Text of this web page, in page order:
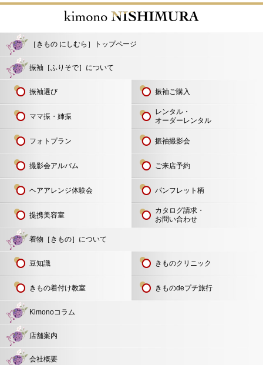
［きもの にしむら］トップページ
振袖［ふりそで］について
振袖選び 振袖ご購入
ママ振・姉振
レンタル・
オーダーレンタル
フォトプラン 振袖撮影会
撮影会アルバム ご来店予約
ヘアアレンジ体験会 パンフレット柄
提携美容室
カタログ請求・
お問い合わせ
着物［きもの］について
豆知識 きものクリニック
きもの着付け教室 きものdeプチ旅行
Kimonoコラム
店舗案内
会社概要